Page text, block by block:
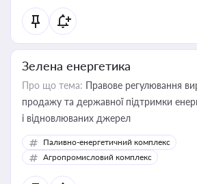
Зелена енергетика
Про що тема: Правове регулювання
продажу та державної підтримки
і відновлюваних джерел
Паливно-енергетичний комплекс
Агропромисловий комплекс